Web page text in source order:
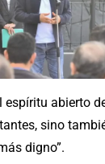
espíritu abierto
sino
digno”.